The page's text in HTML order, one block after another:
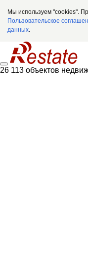
Мы используем "cookies".
Пользовательское
данных.
26 113 объектов